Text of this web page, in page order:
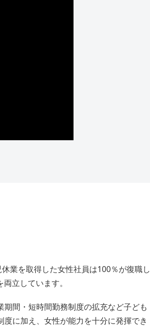
業を取得した女性社員は100％が復職し
立しています。
間・短時間勤務制度の拡充など子ども
に加え、女性が能力を十分に発揮でき